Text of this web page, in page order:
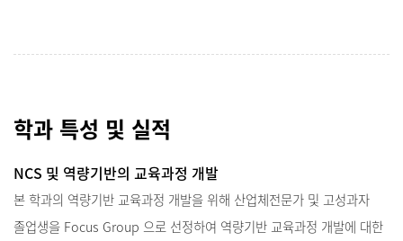
학과 특성 및 실적
NCS 및 역량기반의 교육과정 개발
본 학과의 역량기반 교육과정 개발을 위해 산업체전문가 및 고성과자
졸업생을 Focus Group 으로 선정하여 역량기반 교육과정 개발에 대한